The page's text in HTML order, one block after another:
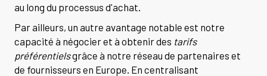
au long du processus d'achat.
Par ailleurs, un autre avantage notable est notre
capacité à négocier et à obtenir des tarifs
préférentielsgrâce à notre réseau de partenaires et
de fournisseurs en Europe. En centralisant